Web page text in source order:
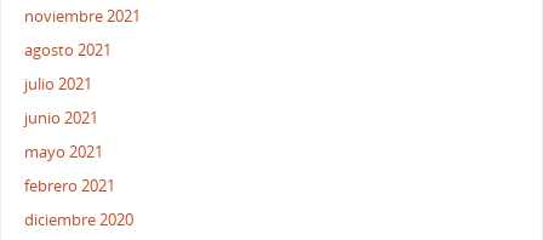
noviembre 2021
agosto 2021
julio 2021
junio 2021
mayo 2021
febrero 2021
diciembre 2020